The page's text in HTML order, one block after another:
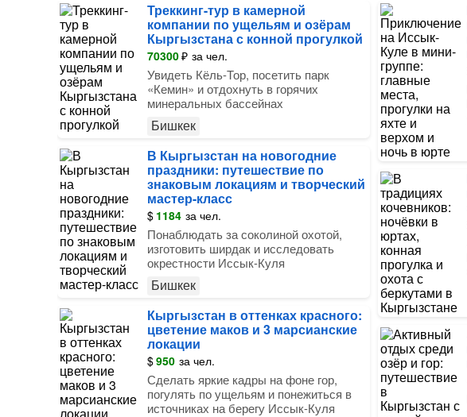
Треккинг-тур в камерной
компании по ущельям и озёрам
Кыргызстана с конной прогулкой
70300₽ за чел.
Увидеть Кёль-Тор, посетить парк
«Кемин» и отдохнуть в горячих
минеральных бассейнах
Бишкек
В Кыргызстан на новогодние
праздники: путешествие по
знаковым локациям и творческий
мастер-класс
$ 1184 за чел.
Понаблюдать за соколиной охотой,
изготовить ширдак и исследовать
окрестности Иссык-Куля
Бишкек
Кыргызстан в оттенках красного:
цветение маков и 3 марсианские
локации
$950 за чел.
Сделать яркие кадры на фоне гор,
погулять по ущельям и понежиться в
источниках на берегу Иссык-Куля